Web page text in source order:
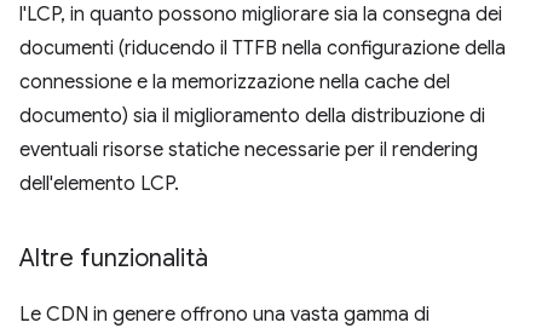
l'LCP, in quanto possono migliorare sia la consegna dei
documenti (riducendo il TTFB nella configurazione della
connessione e la memorizzazione nella cache del
documento) sia il miglioramento della distribuzione di
eventuali risorse statiche necessarie per il rendering
dell'elemento LCP.
Altre funzionalità
Le CDN in genere offrono una vasta gamma di